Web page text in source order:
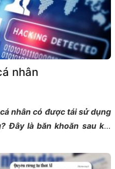
nhân
nhân có được tái sử dụng
Đây là băn khoăn sau khi